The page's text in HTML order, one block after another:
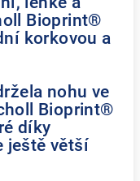
Bioprint®
korkovou a
nohu ve
Bioprint®
díky
ještě větší